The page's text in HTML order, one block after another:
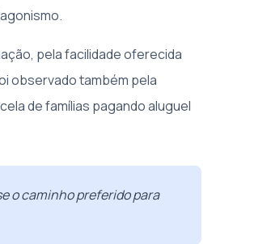
pela facilidade oferecida
observado também pela
de famílias pagando aluguel
o caminho preferido para